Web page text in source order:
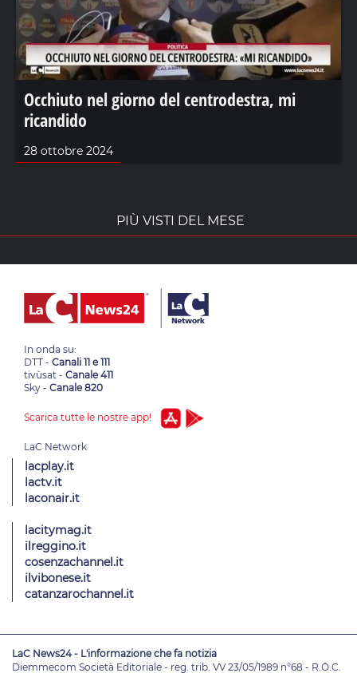
Occhiuto nel giorno del centrodestra, mi
ricandido
28 ottobre 2024
PIÙ VISTI DEL MESE
In onda su:
DTT - Canali 11 e 111
tivùsat - Canale 411
Sky - Canale 820
Scarica tutte le nostre app!
lacplay.it
lactv.it
laconair.it
lacitymag.it
ilreggino.it
cosenzachannel.it
ilvibonese.it
catanzarochannel.it
LaC News24 - L'informazione che fa notizia
Diemmecom Società Editoriale - reg. trib. VV 23/05/1989 n°68 - R.O.C.